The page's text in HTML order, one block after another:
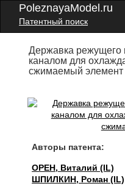
PoleznayaModel.ru
Патентный поиск
Державка режущего
каналом для
сжимаемый элемент
Авторы патента:
ОРЕН, Виталий (IL)
ШПИЛКИН, Роман (IL)